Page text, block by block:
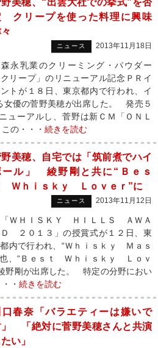
美穂、“出雲大社での挙式”を否
クリープを使った料理に興味
ニュース 2013年11月18日
永乳業のクリーミング・パウダー
クリープ」のリニューアル記念ＰＲイ
トが１８日、東京都内で行われ、イ
女優の菅野美穂が出席した。 発売５
ューアルし、菅野は新ＣＭ「ＯＮＬ
の・・・ 続きを読む
美穂、自宅では「筑前煮でハイ
ール」 綾野剛と共に“Ｂｅｓ
Ｗｈｉｓｋｙ Ｌｏｖｅｒ”に
ニュース 2013年11月12日
ＷＨＩＳＫＹ ＨＩＬＬＳ ＡＷＡ
Ｄ ２０１３」の授賞式が１２日、東
内で行われ、“Ｗｈｉｓｋｙ Ｍａｓ
也、“Ｂｅｓｔ Ｗｈｉｓｋｙ Ｌｏｖ
野剛が出席した。 特定の分野におい
・ 続きを読む
口春奈「バラエティーは嫌いで
」 「絶対に菅野美穂さんと共演
い」